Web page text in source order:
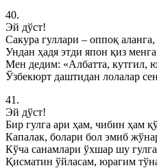
40.
Эй дўст!
Сакура гуллари – оппоқ аланга,
Ундан ҳадя этди япон қиз
Мен дедим: «Албатта, кутгил,
Ўзбекюрт даштидан лолалар
41.
Эй дўст!
Бир гулга ари ҳам, чибин ҳам
Капалак, болари бол эмиб
Кўча санамлари ўхшар шу
Қисматин ўйласам, юрагим